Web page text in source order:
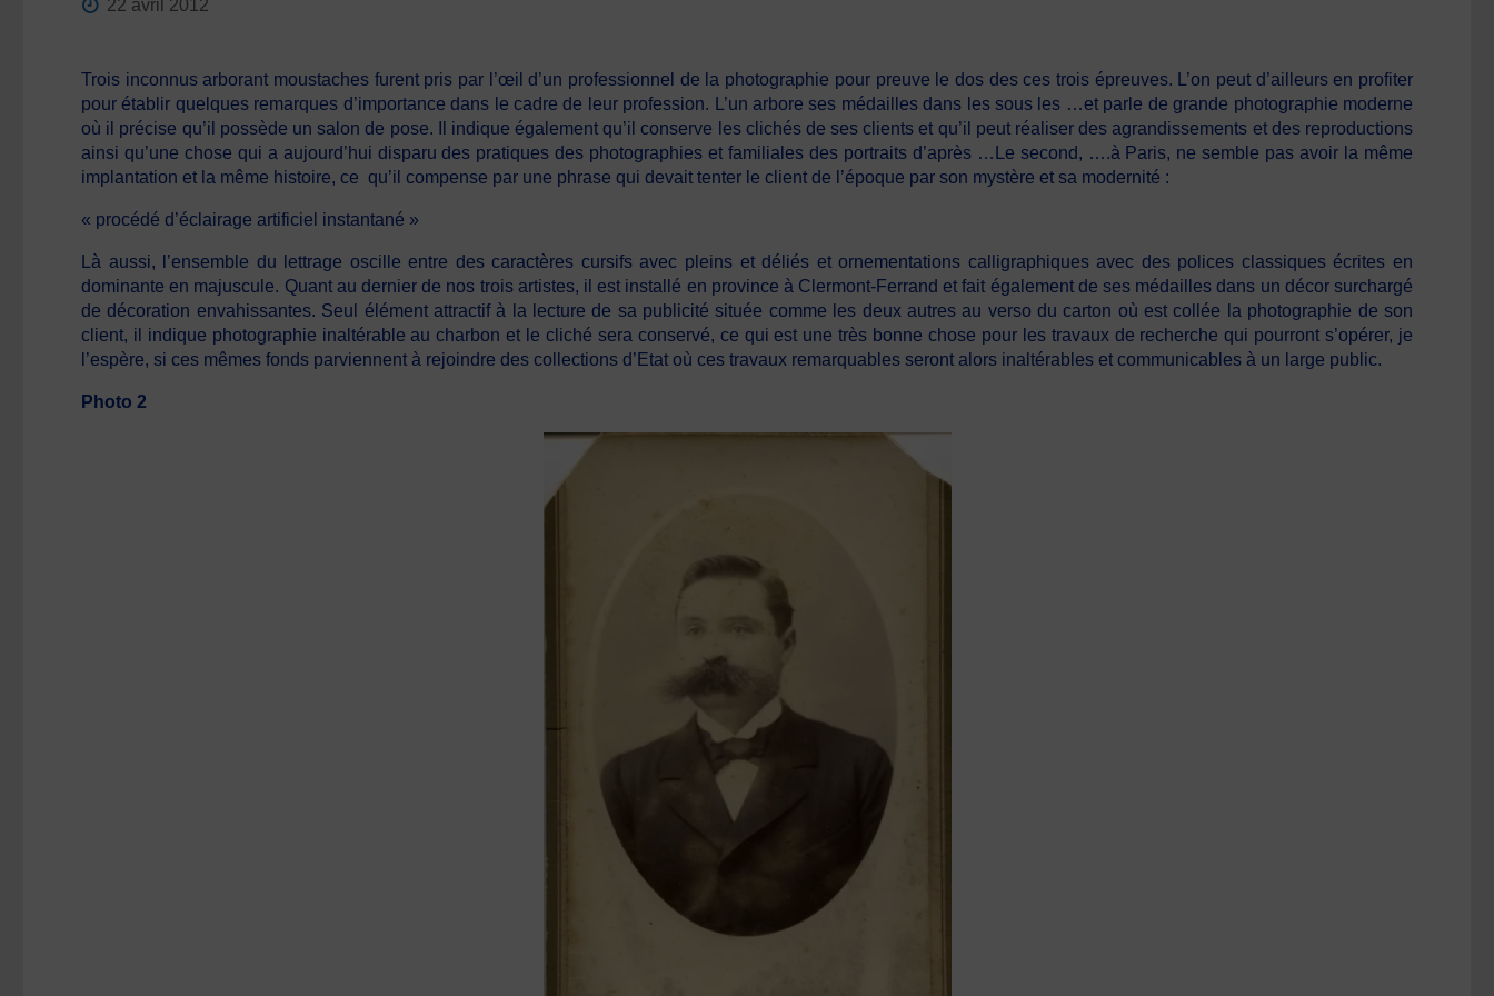
22 avril 2012
Trois inconnus arborant moustaches furent pris par l’œil d’un professionnel de la photographie pour preuve le dos des ces trois épreuves. L’on peut d’ailleurs en profiter
pour établir quelques remarques d’importance dans le cadre de leur profession. L’un arbore ses médailles dans les sous les …et parle de grande photographie moderne
où il précise qu’il possède un salon de pose. Il indique également qu’il conserve les clichés de ses clients et qu’il peut réaliser des agrandissements et des reproductions
ainsi qu’une chose qui a aujourd’hui disparu des pratiques des photographies et familiales des portraits d’après …Le second, ….à Paris, ne semble pas avoir la même
implantation et la même histoire, ce qu’il compense par une phrase qui devait tenter le client de l’époque par son mystère et sa modernité :
« procédé d’éclairage artificiel instantané »
Là aussi, l’ensemble du lettrage oscille entre des caractères cursifs avec pleins et déliés et ornementations calligraphiques avec des polices classiques écrites en
dominante en majuscule. Quant au dernier de nos trois artistes, il est installé en province à Clermont-Ferrand et fait également de ses médailles dans un décor surchargé
de décoration envahissantes. Seul élément attractif à la lecture de sa publicité située comme les deux autres au verso du carton où est collée la photographie de son
client, il indique photographie inaltérable au charbon et le cliché sera conservé, ce qui est une très bonne chose pour les travaux de recherche qui pourront s’opérer, je
l’espère, si ces mêmes fonds parviennent à rejoindre des collections d’Etat où ces travaux remarquables seront alors inaltérables et communicables à un large public.
Photo 2